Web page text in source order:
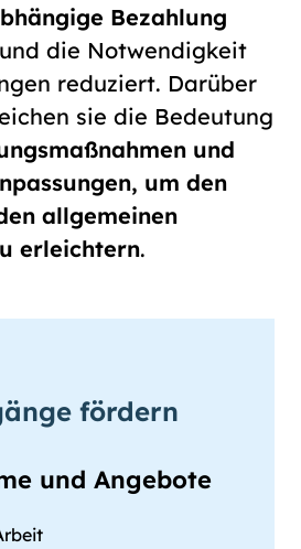
Bezahlung
und die Notwendigkeit
reduziert. Darüber
sie die Bedeutung
und
um den
allgemeinen
erleichtern.
fördern
und Angebote